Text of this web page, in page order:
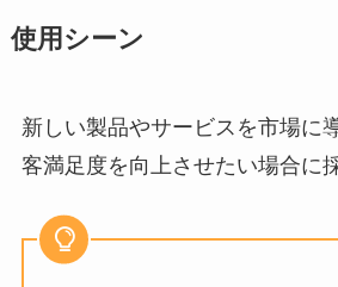
使用シーン
新しい製品やサービスを市場に
客満足度を向上させたい場合に